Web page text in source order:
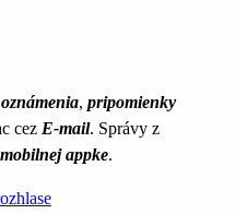
oznámenia, pripomienky
cez E-mail. Správy z
mobilnej appke.